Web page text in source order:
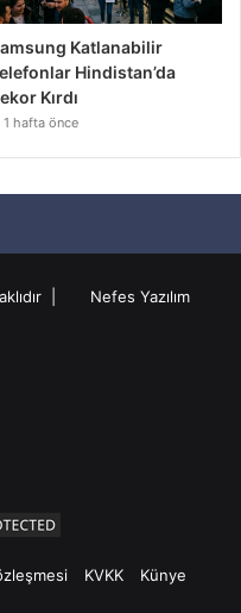
Katlanabilir
Hindistan’da
Kırdı
1 hafta önce
| Nefes Yazılım
KVKK Künye